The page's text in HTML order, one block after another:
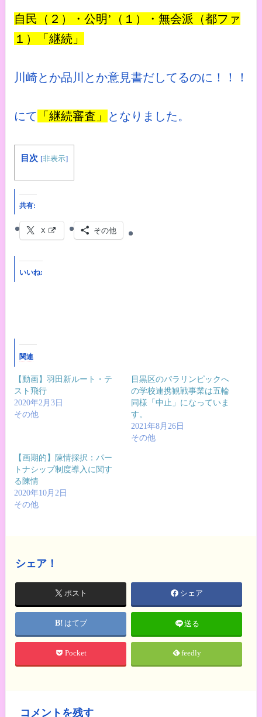
自民（２）・公明’（１）・無会派（都ファ
１）「継続」
川崎とか品川とか意見書だしてるのに！！！
にて 「継続審査」 となりました。
目次 [非表示]
共有:
X その他
いいね:
関連
【動画】羽田新ルート・テ
スト飛行
2020年2月3日
その他
目黒区のパラリンピックへ
の学校連携観戦事業は五輪
同様「中止」になっていま
す。
2021年8月26日
その他
【画期的】陳情採択：パー
トナシップ制度導入に関す
る陳情
2020年10月2日
その他
シェア！
ポスト シェア
はてブ 送る
Pocket feedly
コメントを残す